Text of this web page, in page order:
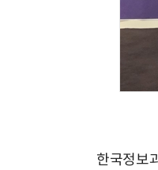
한국정보